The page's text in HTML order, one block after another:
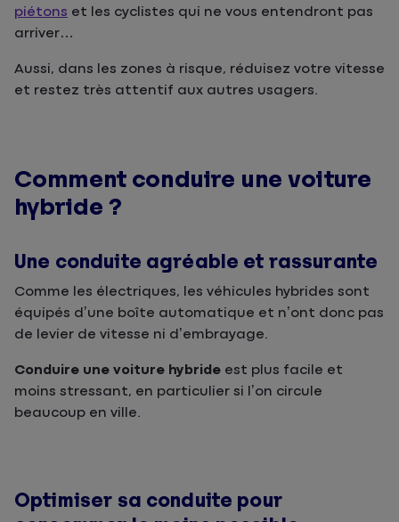
piétons et les cyclistes qui ne vous entendront pas
arriver…
Aussi, dans les zones à risque, réduisez votre vitesse
et restez très attentif aux autres usagers.
Comment conduire une voiture
hybride ?
Une conduite agréable et rassurante
Comme les électriques, les véhicules hybrides sont
équipés d’une boîte automatique et n’ont donc pas
de levier de vitesse ni d’embrayage.
Conduire une voiture hybride est plus facile et
moins stressant, en particulier si l’on circule
beaucoup en ville.
Optimiser sa conduite pour